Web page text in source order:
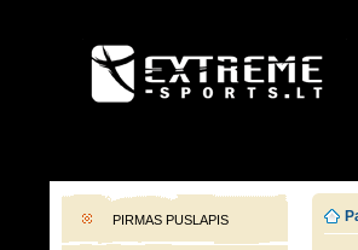
EXTREME-
PIRMAS PUSLAPIS